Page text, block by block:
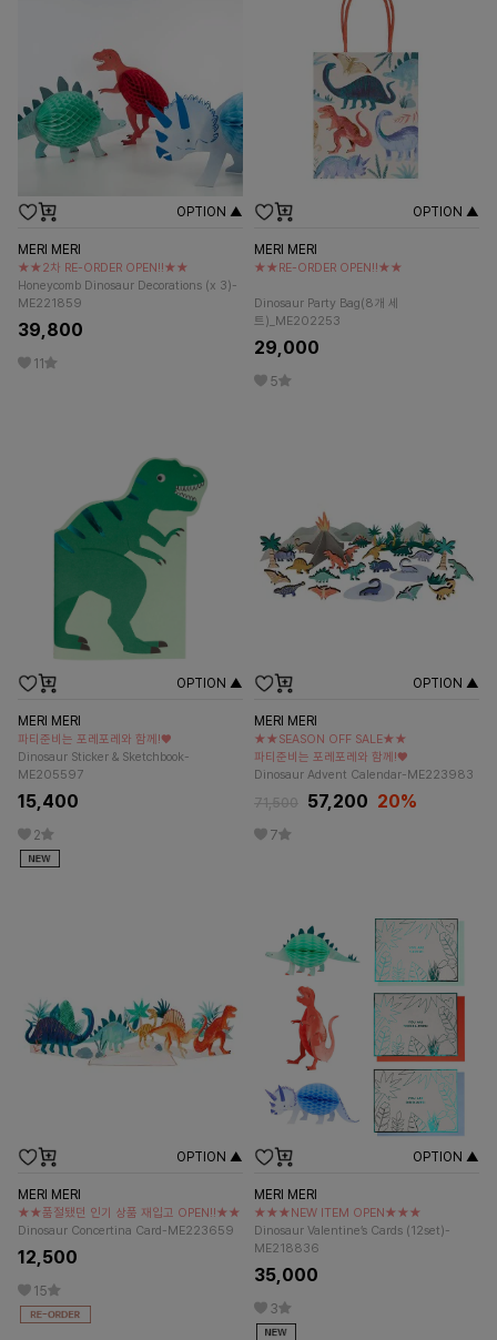
OPTION ▲
MERI MERI
★★2차 RE-ORDER OPEN!!★★
Honeycomb Dinosaur Decorations (x 3)-
ME221859
39,800
11
OPTION ▲
MERI MERI
★★RE-ORDER OPEN!!★★
Dinosaur Party Bag(8개 세
트)_ME202253
29,000
5
OPTION ▲
MERI MERI
파티준비는 포레포레와 함께!♥
Dinosaur Sticker & Sketchbook-
ME205597
15,400
2
OPTION ▲
MERI MERI
★★SEASON OFF SALE★★
파티준비는 포레포레와 함께!♥
Dinosaur Advent Calendar-ME223983
71,500 57,200 20%
7
OPTION ▲
MERI MERI
★★품절됐던 인기 상품 재입고 OPEN!!★★
Dinosaur Concertina Card-ME223659
12,500
15
OPTION ▲
MERI MERI
★★★NEW ITEM OPEN★★★
Dinosaur Valentine’s Cards (12set)-
ME218836
35,000
3